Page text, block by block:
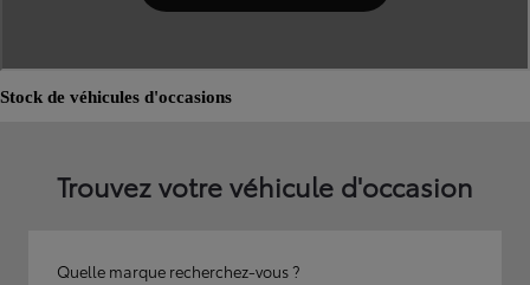
Stock de véhicules d'occasions
Trouvez votre véhicule d'occasion
Quelle marque recherchez-vous ?